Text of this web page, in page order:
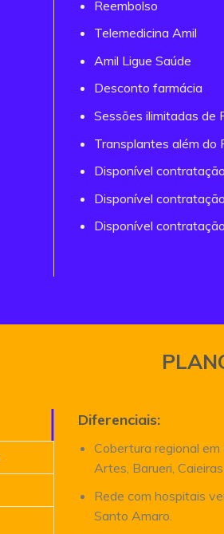
Reembolso
Telemedicina Amil
Amil Ligue Saúde
Desconto farmácia
Sessões ilimitadas de
Transplantes além do
Disponível
Disponível
Disponível
Diferenciais:
Cobertura regional em
Artes, Barueri,
Rede com hospitais
Santo Amaro.